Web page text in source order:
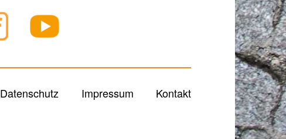
Datenschutz Impressum Kontakt